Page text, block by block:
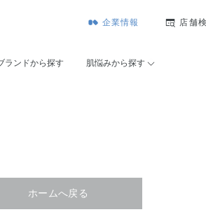
企業情報 店舗
ランドから探す 肌悩みから探す
ホームへ戻る